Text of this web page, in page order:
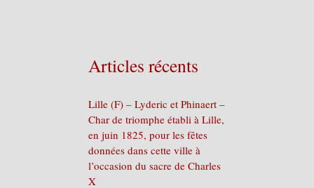
h
:
Articles récents
Lille (F) – Lyderic et Phinaert –
Char de triomphe établi à Lille,
en juin 1825, pour les fêtes
données dans cette ville à
l’occasion du sacre de Charles
X